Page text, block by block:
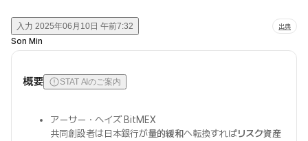
入力 2025年06月10日 午前7:32 出典
Son Min
概要 STAT AIのご案内
アーサー・ヘイズ BitMEX
共同創設者は日本銀行が量的緩和へ転換すればリスク資産